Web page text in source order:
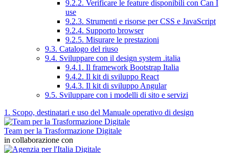
9.2.2. Verificare le feature disponibili con Can I
use
9.2.3. Strumenti e risorse per CSS e JavaScript
9.2.4. Supporto browser
9.2.5. Misurare le prestazioni
9.3. Catalogo del riuso
9.4. Sviluppare con il design system .italia
9.4.1. Il framework Bootstrap Italia
9.4.2. Il kit di sviluppo React
9.4.3. Il kit di sviluppo Angular
9.5. Sviluppare con i modelli di sito e servizi
1. Scopo, destinatari e uso del Manuale operativo di design
Team per la Trasformazione Digitale
in collaborazione con